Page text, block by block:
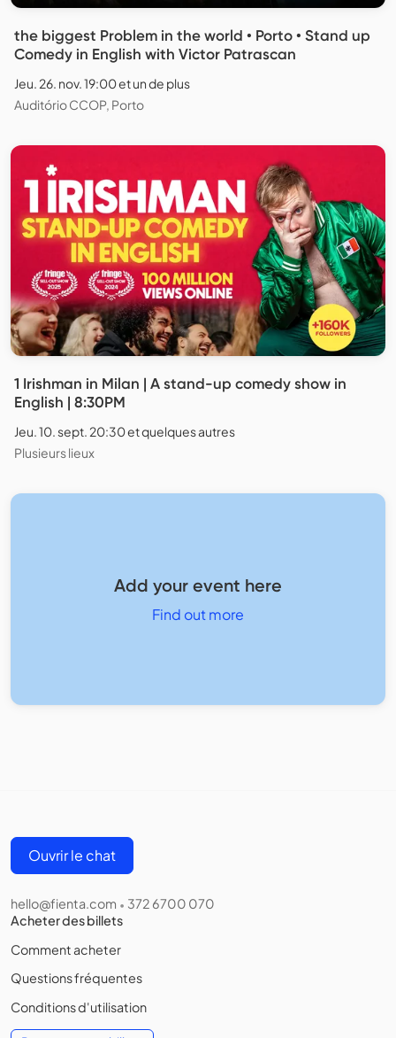
the biggest Problem in the world • Porto • Stand up
Comedy in English with Victor Patrascan
Jeu. 26. nov. 19:00 et un de plus
Auditório CCOP, Porto
1 Irishman in Milan | A stand-up comedy show in
English | 8:30PM
Jeu. 10. sept. 20:30 et quelques autres
Plusieurs lieux
Add your event here
Find out more
Ouvrir le chat
hello@fienta.com • 372 6700 070
Acheter des billets
Comment acheter
Questions fréquentes
Conditions d'utilisation